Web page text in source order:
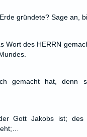
gründete? Sage an,
Wort des HERRN
gemacht hat, denn
Gott Jakobs ist; des